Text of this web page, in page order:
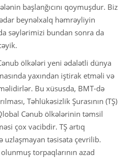
başlanğıcını qoymuşdur. Biz
beynəlxalq həmrəyliyin
səylərimizi bundan sonra da
ölkələri yeni ədalətli dünya
yaxından iştirak etməli və
Bu xüsusda, BMT-də
Təhlükəsizlik Şurasının (TŞ)
Cənub ölkələrinin təmsil
çox vacibdir. TŞ artıq
uzlaşmayan təsisata çevrilib.
torpaqlarının azad